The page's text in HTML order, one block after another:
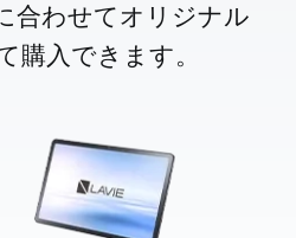
合わせてオリジナル
購入できます。